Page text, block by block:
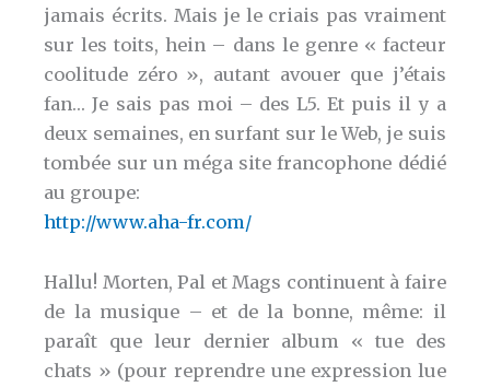
jamais écrits. Mais je le criais pas vraiment
sur les toits, hein – dans le genre « facteur
coolitude zéro », autant avouer que j’étais
fan… Je sais pas moi – des L5. Et puis il y a
deux semaines, en surfant sur le Web, je suis
tombée sur un méga site francophone dédié
au groupe:
http://www.aha-fr.com/
Hallu! Morten, Pal et Mags continuent à faire
de la musique – et de la bonne, même: il
paraît que leur dernier album « tue des
chats » (pour reprendre une expression lue